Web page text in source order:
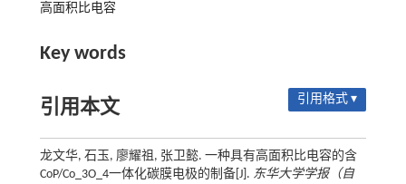
高面积比电容
Key words
引用本文 引用格式 ▾
龙文华, 石玉, 廖耀祖, 张卫懿. 一种具有高面积比电容的含
CoP/Co_3O_4一体化碳膜电极的制备[J]. 东华大学学报（自